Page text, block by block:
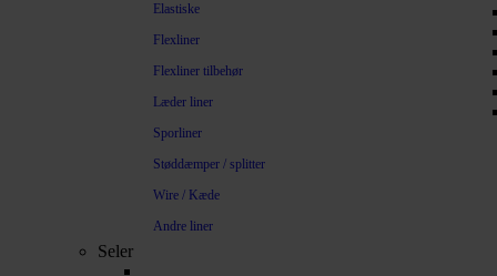
Elastiske
Flexliner
Flexliner tilbehør
Læder liner
Sporliner
Støddæmper / splitter
Wire / Kæde
Andre liner
Seler